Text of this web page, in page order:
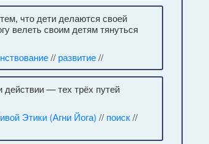
что дети делаются своей
велеть своим детям тянуться
// развитие//
действии — тех трёх путей
Этики (Агни Йога) // поиск//